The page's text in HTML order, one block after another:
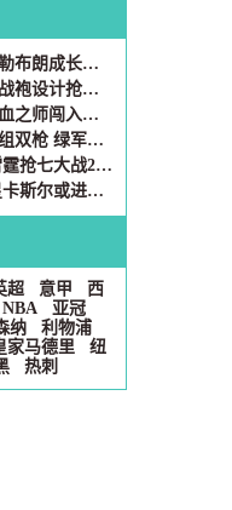
文班时代降临？名记对比鲨鱼勒布朗成长轨迹：22岁天才正改写历史
独家首曝！尼克斯马刺总决赛战袍设计抢先看 黑白对决暗藏玄机
文班亚马盛赞尼克斯：这支铁血之师闯入总决赛实至名归
四队交易狂想：火箭豪赌布朗组双枪 绿军囤积锋线新星
西决G6引爆收视狂潮！马刺雷霆抢七大战20亿浏览量改写NBA社媒历史
名嘴Lowe大胆预言：马刺新星卡斯尔或进化成"暴力升级版"韦德
超 意甲
西
NBA
亚冠
纳
利物浦
家马德里
纽
热刺